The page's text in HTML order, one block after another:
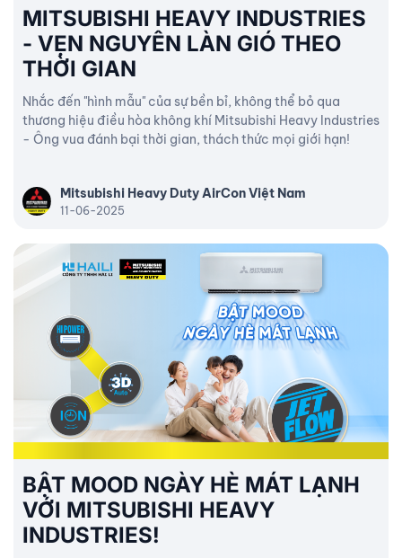
MITSUBISHI HEAVY INDUSTRIES
- VẸN NGUYÊN LÀN GIÓ THEO
THỜI GIAN
Nhắc đến "hình mẫu" của sự bền bỉ, không thể bỏ qua
thương hiệu điều hòa không khí Mitsubishi Heavy Industries
- Ông vua đánh bại thời gian, thách thức mọi giới hạn!
Mitsubishi Heavy Duty AirCon Việt Nam
11-06-2025
BẬT MOOD NGÀY HÈ MÁT LẠNH
VỚI MITSUBISHI HEAVY
INDUSTRIES!